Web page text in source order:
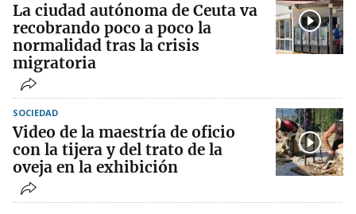
La ciudad autónoma de Ceuta va
recobrando poco a poco la
normalidad tras la crisis
migratoria
SOCIEDAD
Video de la maestría de oficio
con la tijera y del trato de la
oveja en la exhibición